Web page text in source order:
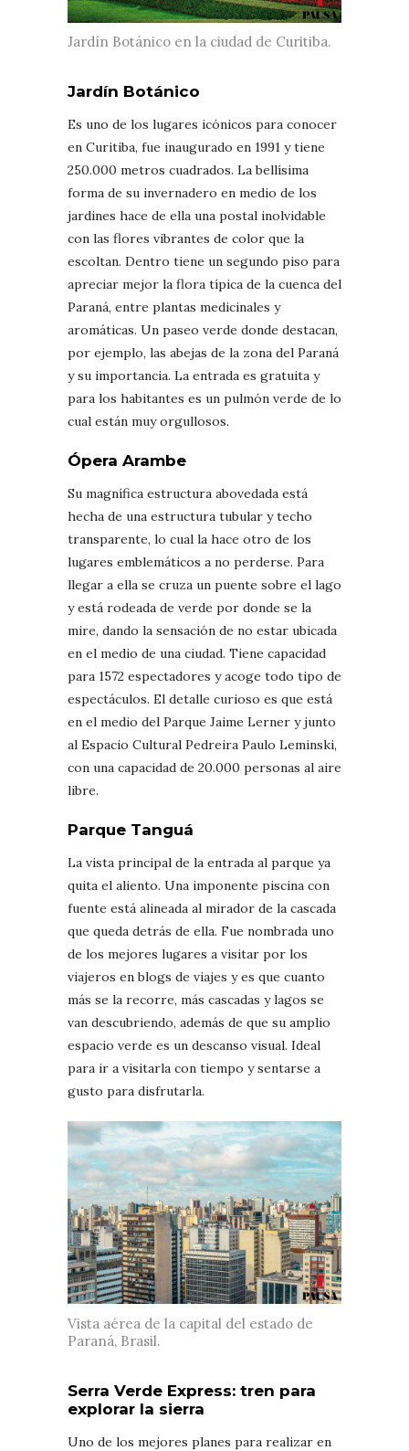
Jardín Botánico en la ciudad de Curitiba.
Jardín Botánico
Es uno de los lugares icónicos para conocer
en Curitiba, fue inaugurado en 1991 y tiene
250.000 metros cuadrados. La bellísima
forma de su invernadero en medio de los
jardines hace de ella una postal inolvidable
con las flores vibrantes de color que la
escoltan. Dentro tiene un segundo piso para
apreciar mejor la flora típica de la cuenca del
Paraná, entre plantas medicinales y
aromáticas. Un paseo verde donde destacan,
por ejemplo, las abejas de la zona del Paraná
y su importancia. La entrada es gratuita y
para los habitantes es un pulmón verde de lo
cual están muy orgullosos.
Ópera Arambe
Su magnífica estructura abovedada está
hecha de una estructura tubular y techo
transparente, lo cual la hace otro de los
lugares emblemáticos a no perderse. Para
llegar a ella se cruza un puente sobre el lago
y está rodeada de verde por donde se la
mire, dando la sensación de no estar ubicada
en el medio de una ciudad. Tiene capacidad
para 1572 espectadores y acoge todo tipo de
espectáculos. El detalle curioso es que está
en el medio del Parque Jaime Lerner y junto
al Espacio Cultural Pedreira Paulo Leminski,
con una capacidad de 20.000 personas al aire
libre.
Parque Tanguá
La vista principal de la entrada al parque ya
quita el aliento. Una imponente piscina con
fuente está alineada al mirador de la cascada
que queda detrás de ella. Fue nombrada uno
de los mejores lugares a visitar por los
viajeros en blogs de viajes y es que cuanto
más se la recorre, más cascadas y lagos se
van descubriendo, además de que su amplio
espacio verde es un descanso visual. Ideal
para ir a visitarla con tiempo y sentarse a
gusto para disfrutarla.
Vista aérea de la capital del estado de
Paraná, Brasil.
Serra Verde Express: tren para
explorar la sierra
Uno de los mejores planes para realizar en